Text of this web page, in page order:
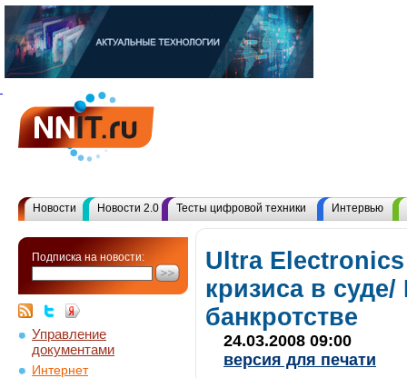
Новости Новости 2.0 Тесты цифровой техники Интервью
Подписка на новости:
Управление
документами
Интернет
Ultra
кризиса в
банкротстве
24.03.2008 09:00
версия для печати